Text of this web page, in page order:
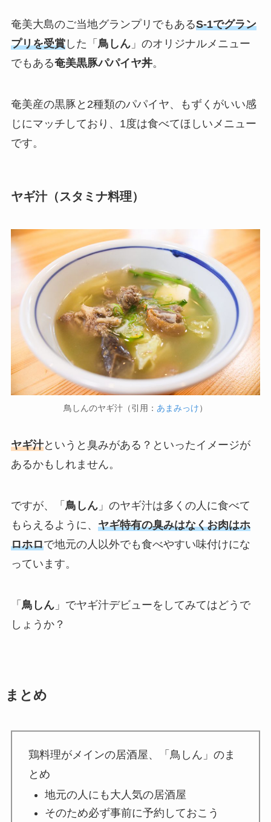
奄美大島のご当地グランプリでもあるS-1でグラン
プリを受賞した「 鳥しん」のオリジナルメニュー
でもある奄美黒豚パパイヤ丼。
奄美産の黒豚と2種類のパパイヤ、もずくがいい感
じにマッチしており、1度は食べてほしいメニュー
です。
ヤギ汁（スタミナ料理）
鳥しんのヤギ汁（引用： あまみっけ）
ヤギ汁というと臭みがある？といったイメージが
あるかもしれません。
ですが、「 鳥しん」のヤギ汁は多くの人に食べて
もらえるように、 ヤギ特有の臭みはなくお肉はホ
ロホロで地元の人以外でも食べやすい味付けにな
っています。
「 鳥しん」でヤギ汁デビューをしてみてはどうで
しょうか？
まとめ
鶏料理がメインの居酒屋、「鳥しん」のま
とめ
地元の人にも大人気の居酒屋
そのため必ず事前に予約しておこう